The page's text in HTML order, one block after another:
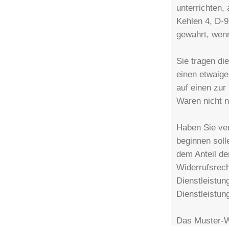
unterrichten,
Kehlen 4, D-
gewahrt,
Sie tragen
einen
auf einen zur
Waren nicht
Haben Sie
beginnen
dem Anteil
Das Muster-